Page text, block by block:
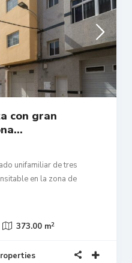
con gran
unifamiliar de tres
en la zona de
373.00 m2